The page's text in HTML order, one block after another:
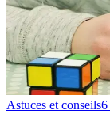
Astuces et conseils6